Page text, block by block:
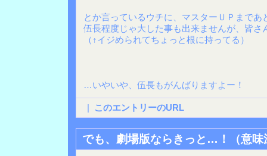
とか言っているウチに、マスターＵＰまであ
伍長程度じゃ大した事も出来ませんが、皆さ
（↑イジめられてちょっと根に持ってる）
…いやいや、伍長もがんばりますよー！
| このエントリーのURL
でも、劇場版ならきっと…！（意味